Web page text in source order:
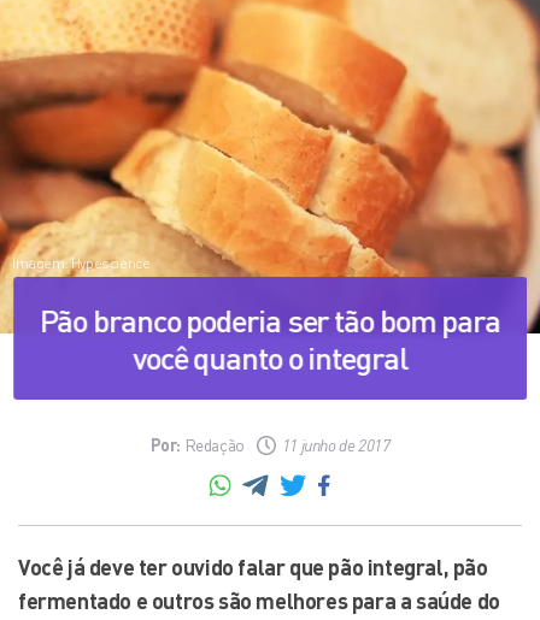
Nutrição
Imagem: Hypescience
Pão branco poderia ser tão bom para
você quanto o integral
Por: Redação 11 junho de 2017
Você já deve ter ouvido falar que pão integral, pão
fermentado e outros são melhores para a saúde do